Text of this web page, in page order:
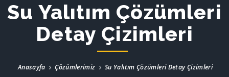
Su Yalıtım Çözümleri
Detay Çizimleri
Anasayfa Çözümlerimiz Su Yalıtım Çözümleri Detay Çizimleri